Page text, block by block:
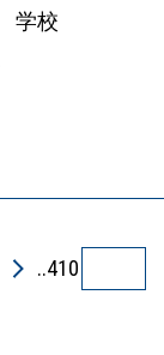
学校
..410